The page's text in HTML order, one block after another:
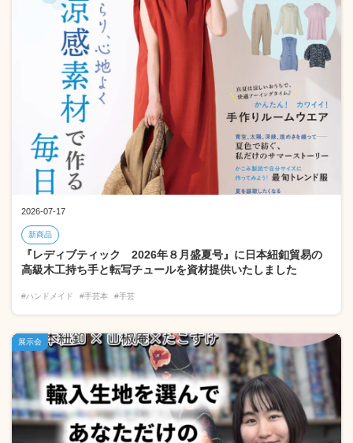
2026-07-17
新商品
『レディブティック 2026年８月盛夏号』に日本紐釦貿易の
高級木工持ち手と転写チュールを資材提供いたしました
#ハンドメイド #手芸本 #手芸
展示会